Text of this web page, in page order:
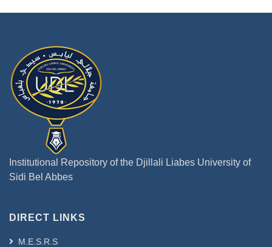
Institutional Repository of the Djillali Liabes University of
Sidi Bel Abbes
DIRECT LINKS
M.E.S.R.S